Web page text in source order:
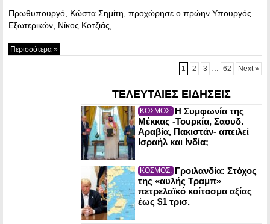
Πρωθυπουργό, Κώστα Σημίτη, προχώρησε ο πρώην Υπουργός
Εξωτερικών, Νίκος Κοτζιάς,…
Περισσότερα »
1 2 3 62 Next »
ΤΕΛΕΥΤΑΙΕΣ ΕΙΔΗΣΕΙΣ
ΚΟΣΜΟΣ: Η Συμφωνία της
Μέκκας -Τουρκία, Σαουδ.
Αραβία, Πακιστάν- απειλεί
Ισραήλ και Ινδία;
ΚΟΣΜΟΣ: Γροιλανδία: Στόχος
της «αυλής Τραμπ»
πετρελαϊκό κοίτασμα αξίας
έως $1 τρισ.